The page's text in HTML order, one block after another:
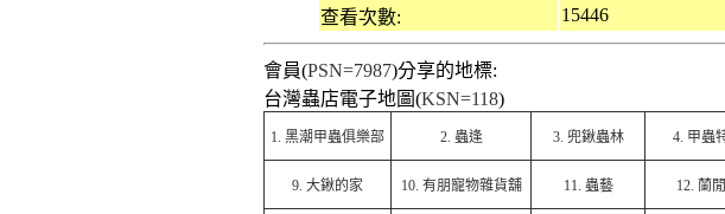
查看次數:
15446
會員(PSN=7987)分享的地標:
台灣蟲店電子地圖(KSN=118)
1. 黑潮甲蟲俱樂部 2. 蟲逢 3. 兜鍬蟲林 4. 甲蟲
9. 大鍬的家 10. 有朋寵物雜貨舖 11. 蟲藝 12. 蘭